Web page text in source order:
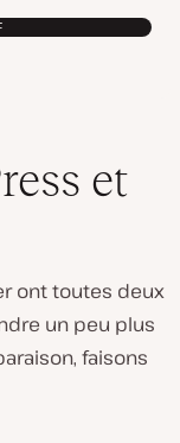
et
ont toutes deux
un peu plus
faisons